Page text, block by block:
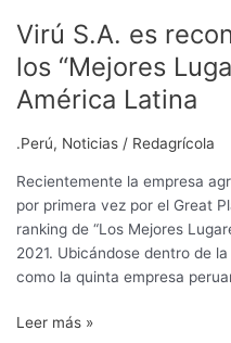
Virú S.A. es
los “Mejores
América Latina
.Perú, Noticias / Redagrícola
Recientemente la empresa
por primera vez por el Great
ranking de “Los Mejores
2021. Ubicándose dentro de
como la quinta empresa
Virú
S.A.
es
reconocido
uno
de
“Mejores
Lugares
en
Leer más »